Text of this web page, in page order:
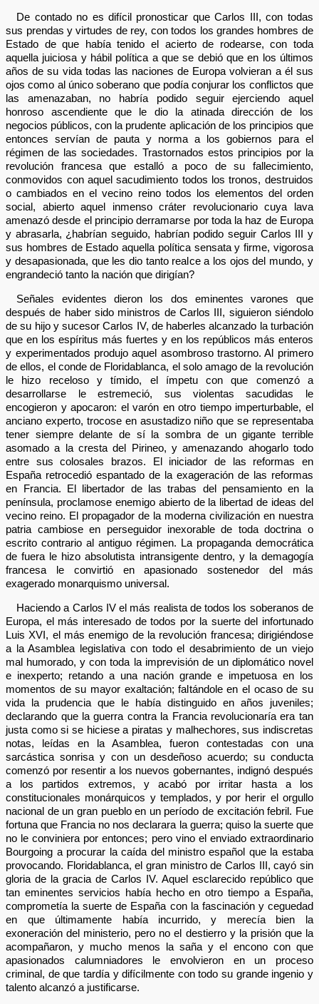
De contado no es difícil pronosticar que Carlos III, con todas
sus prendas y virtudes de rey, con todos los grandes hombres de
Estado de que había tenido el acierto de rodearse, con toda
aquella juiciosa y hábil política a que se debió que en los últimos
años de su vida todas las naciones de Europa volvieran a él sus
ojos como al único soberano que podía conjurar los conflictos que
las amenazaban, no habría podido seguir ejerciendo aquel
honroso ascendiente que le dio la atinada dirección de los
negocios públicos, con la prudente aplicación de los principios que
entonces servían de pauta y norma a los gobiernos para el
régimen de las sociedades. Trastornados estos principios por la
revolución francesa que estalló a poco de su fallecimiento,
conmovidos con aquel sacudimiento todos los tronos, destruidos
o cambiados en el vecino reino todos los elementos del orden
social, abierto aquel inmenso cráter revolucionario cuya lava
amenazó desde el principio derramarse por toda la haz de Europa
y abrasarla, ¿habrían seguido, habrían podido seguir Carlos III y
sus hombres de Estado aquella política sensata y firme, vigorosa
y desapasionada, que les dio tanto realce a los ojos del mundo, y
engrandeció tanto la nación que dirigían?
Señales evidentes dieron los dos eminentes varones que
después de haber sido ministros de Carlos III, siguieron siéndolo
de su hijo y sucesor Carlos IV, de haberles alcanzado la turbación
que en los espíritus más fuertes y en los repúblicos más enteros
y experimentados produjo aquel asombroso trastorno. Al primero
de ellos, el conde de Floridablanca, el solo amago de la revolución
le hizo receloso y tímido, el ímpetu con que comenzó a
desarrollarse le estremeció, sus violentas sacudidas le
encogieron y apocaron: el varón en otro tiempo imperturbable, el
anciano experto, trocose en asustadizo niño que se representaba
tener siempre delante de sí la sombra de un gigante terrible
asomado a la cresta del Pirineo, y amenazando ahogarlo todo
entre sus colosales brazos. El iniciador de las reformas en
España retrocedió espantado de la exageración de las reformas
en Francia. El libertador de las trabas del pensamiento en la
península, proclamose enemigo abierto de la libertad de ideas del
vecino reino. El propagador de la moderna civilización en nuestra
patria cambiose en perseguidor inexorable de toda doctrina o
escrito contrario al antiguo régimen. La propaganda democrática
de fuera le hizo absolutista intransigente dentro, y la demagogía
francesa le convirtió en apasionado sostenedor del más
exagerado monarquismo universal.
Haciendo a Carlos IV el más realista de todos los soberanos de
Europa, el más interesado de todos por la suerte del infortunado
Luis XVI, el más enemigo de la revolución francesa; dirigiéndose
a la Asamblea legislativa con todo el desabrimiento de un viejo
mal humorado, y con toda la imprevisión de un diplomático novel
e inexperto; retando a una nación grande e impetuosa en los
momentos de su mayor exaltación; faltándole en el ocaso de su
vida la prudencia que le había distinguido en años juveniles;
declarando que la guerra contra la Francia revolucionaría era tan
justa como si se hiciese a piratas y malhechores, sus indiscretas
notas, leídas en la Asamblea, fueron contestadas con una
sarcástica sonrisa y con un desdeñoso acuerdo; su conducta
comenzó por resentir a los nuevos gobernantes, indignó después
a los partidos extremos, y acabó por irritar hasta a los
constitucionales monárquicos y templados, y por herir el orgullo
nacional de un gran pueblo en un período de excitación febril. Fue
fortuna que Francia no nos declarara la guerra; quiso la suerte que
no le conviniera por entonces; pero vino el enviado extraordinario
Bourgoing a procurar la caída del ministro español que la estaba
provocando. Floridablanca, el gran ministro de Carlos III, cayó sin
gloria de la gracia de Carlos IV. Aquel esclarecido repúblico que
tan eminentes servicios había hecho en otro tiempo a España,
comprometía la suerte de España con la fascinación y ceguedad
en que últimamente había incurrido, y merecía bien la
exoneración del ministerio, pero no el destierro y la prisión que la
acompañaron, y mucho menos la saña y el encono con que
apasionados calumniadores le envolvieron en un proceso
criminal, de que tardía y difícilmente con todo su grande ingenio y
talento alcanzó a justificarse.